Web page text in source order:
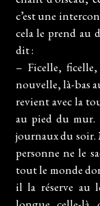
c’est une
cela le prend au
dit :
– Ficelle,
nouvelle, là-bas
revient avec la
au pied du mur.
journaux du soir.
personne ne le
tout le monde
il la réserve au